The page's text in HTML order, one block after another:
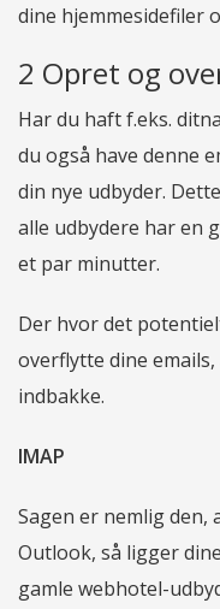
dine hjemmesidefiler
2 Opret og
Har du haft f.eks.
du også have denne
din nye udbyder.
alle udbydere har en
et par minutter.
Der hvor det
overflytte dine
indbakke.
IMAP
Sagen er nemlig den,
Outlook, så ligger
gamle webhotel-